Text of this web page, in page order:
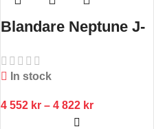
Blandare Neptune J-
In stock
4 552 kr – 4 822 kr